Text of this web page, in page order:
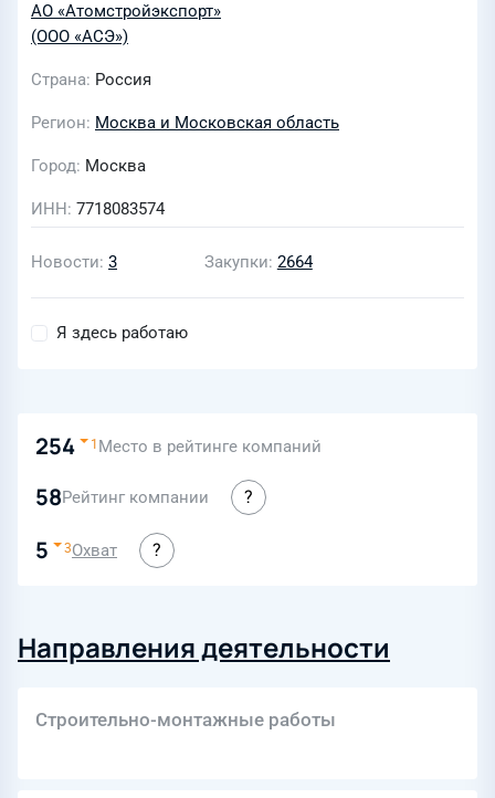
АО «Атомстройэкспорт»
(ООО «АСЭ»)
Страна Россия
Регион Москва и Московская область
Город Москва
ИНН 7718083574
Новости 3 Закупки 2664
Я здесь работаю
254 1 Место в рейтинге компаний
58Рейтинг компании
5 3Охват
Направления деятельности
Строительно-монтажные работы